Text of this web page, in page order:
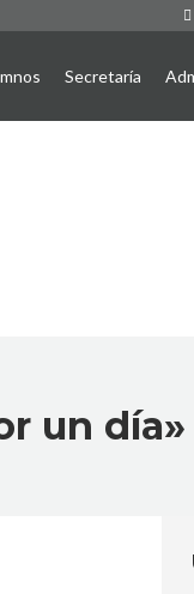
Secretaría
un día»